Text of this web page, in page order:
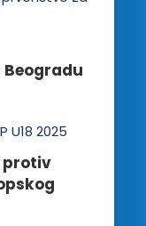
protiv